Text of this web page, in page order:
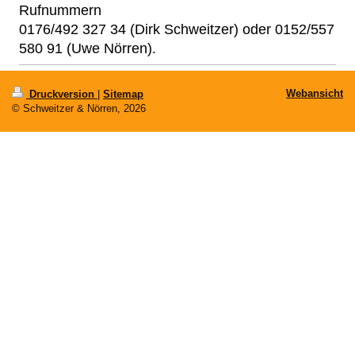
Rufnummern
0176/492 327 34 (Dirk Schweitzer) oder 0152/557
580 91 (Uwe Nörren).
Druckversion
Sitemap
© Schweitzer & Nörren, 2026
Webansicht